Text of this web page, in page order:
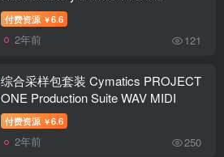
付费资源 ￥6.6
2年前 121
综合采样包套装 Cymatics PROJECT
ONE Production Suite WAV MIDI
付费资源 ￥6.6
2年前 250